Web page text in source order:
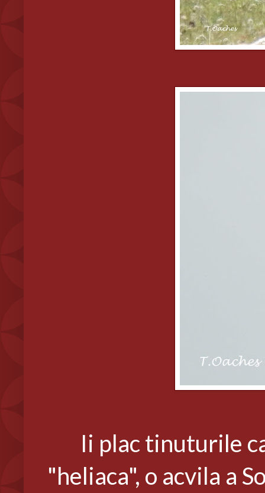
Ii plac tinuturile
"heliaca", o acvila a